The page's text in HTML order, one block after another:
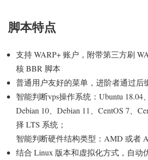
脚本特点
支持 WARP+ 账户，附带第三方刷
核 BBR 脚本
普通用户友好的菜单，进阶者通过后
智能判断vps操作系统：Ubuntu 18.04
Debian 10、Debian 11、CentOS 7、
择 LTS 系统；
智能判断硬件结构类型：AMD 或者
结合 Linux 版本和虚拟化方式，自动